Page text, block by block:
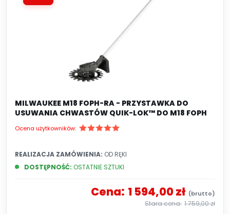
MILWAUKEE M18 FOPH-RA - PRZYSTAWKA DO
USUWANIA CHWASTÓW QUIK-LOK™ DO M18 FOPH
Ocena użytkowników:
DOSTĘPNOŚĆ: OSTATNIE SZTUKI
REALIZACJA ZAMÓWIENIA: OD RĘKI
Cena: 1 594,00 zł
1 759,00 zł